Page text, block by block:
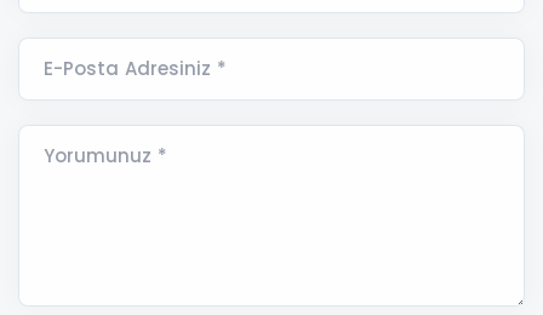
E-Posta Adresiniz *
Yorumunuz *